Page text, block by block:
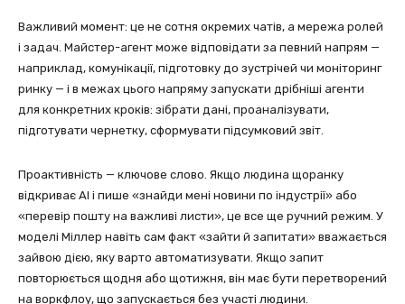
Важливий момент: це не сотня окремих чатів, а мережа ролей
і задач. Майстер-агент може відповідати за певний напрям —
наприклад, комунікації, підготовку до зустрічей чи моніторинг
ринку — і в межах цього напряму запускати дрібніші агенти
для конкретних кроків: зібрати дані, проаналізувати,
підготувати чернетку, сформувати підсумковий звіт.
Проактивність — ключове слово. Якщо людина щоранку
відкриває AI і пише «знайди мені новини по індустрії» або
«перевір пошту на важливі листи», це все ще ручний режим. У
моделі Міллер навіть сам факт «зайти й запитати» вважається
зайвою дією, яку варто автоматизувати. Якщо запит
повторюється щодня або щотижня, він має бути перетворений
на воркфлоу, що запускається без участі людини.